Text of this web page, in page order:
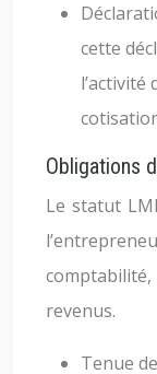
cette
l’activité
Obligations
Le statut
revenus.
Tenue